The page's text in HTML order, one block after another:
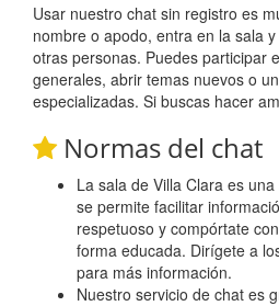
Usar nuestro chat sin registro es
nombre o apodo, entra en la sala
otras personas. Puedes participar
generales, abrir temas nuevos o
especializadas. Si buscas hacer
Normas del chat
La sala de Villa Clara es
se permite facilitar
respetuoso y compórtate
forma educada. Dirígete a
para más información.
Nuestro servicio de chat es